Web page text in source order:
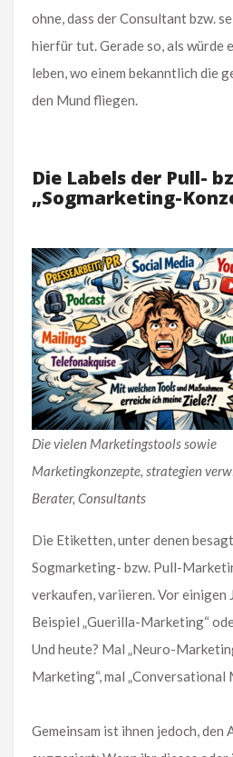
ohne, dass der Consultant bzw.
hierfür tut. Gerade so, als würde
leben, wo einem bekanntlich die
den Mund fliegen.
Die Labels der Pull-
„Sogmarketing-
Die vielen Marketingstools sowie
Marketingkonzepte, strategien
Berater, Consultants
Die Etiketten, unter denen
Sogmarketing- bzw. Pull-
verkaufen, variieren. Vor einigen
Beispiel „Guerilla-Marketing“
Und heute? Mal „Neuro-
Marketing“, mal „Conversational
Gemeinsam ist ihnen jedoch,